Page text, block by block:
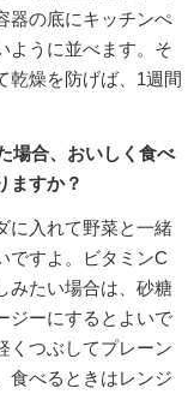
器の底にキッチンぺ
ように並べます。そ
乾燥を防げば、1週間
場合、おいしく食べ
ますか？
に入れて野菜と一緒
ですよ。ビタミンC
みたい場合は、砂糖
ジーにするとよいで
くつぶしてプレーン
食べるときはレンジ